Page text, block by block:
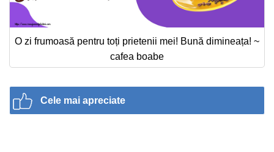
O zi frumoasă pentru toți prietenii mei! Bună dimineața! ~
cafea boabe
Cele mai apreciate